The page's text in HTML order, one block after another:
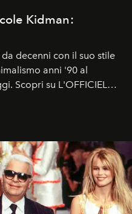
Kidman:
decenni con il suo stile
anni '90 al
Scopri su L'OFFICIEL